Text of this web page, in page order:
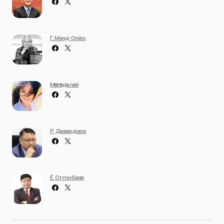
Г. Мэнд-Ооёо
Мөнгөндалай
Р. Даваадорж
Ё. Отгонбаяр